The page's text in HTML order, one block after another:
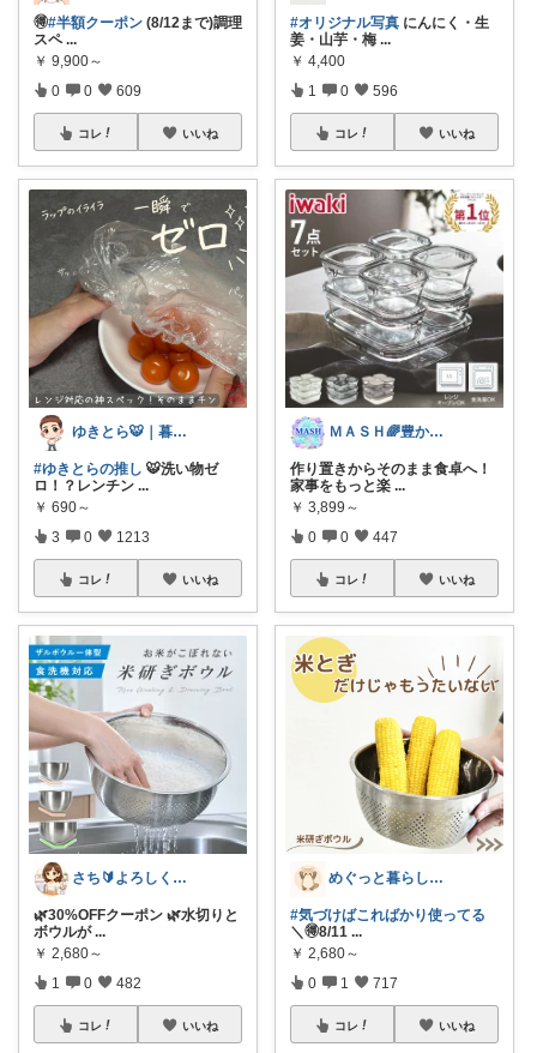
🉐#半額クーポン (8/12まで)調理
スペ ...
￥ 9,900～
0 0 609
コレ いいね
ゆきとら🐯｜暮らしをラクにしたいパパ
#ゆきとらの推し 🐯洗い物ゼ
ロ！？レンチン ...
￥ 690～
3 0 1213
コレ いいね
さち🔰よろしくお願いします💗
🌿30%OFFクーポン 🌿水切りと
ボウルが ...
￥ 2,680～
1 0 482
コレ いいね
#オリジナル写真 にんにく・生
姜・山芋・梅 ...
￥ 4,400
1 0 596
コレ いいね
ＭＡＳＨ🌈豊かな生活へカスタマイズ🌈
作り置きからそのまま食卓へ！
家事をもっと楽 ...
￥ 3,899～
0 0 447
コレ いいね
めぐっと暮らし🍋朝コレ&いいね周り
#気づけばこればかり使ってる
＼🉐8/11 ...
￥ 2,680～
0 1 717
コレ いいね